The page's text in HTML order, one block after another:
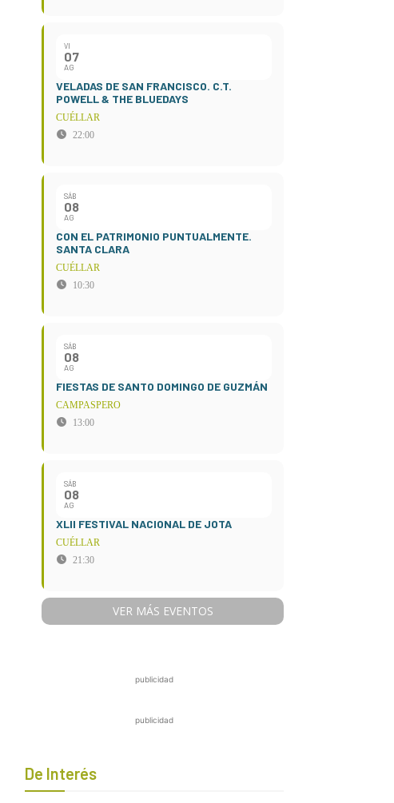
VI
07
AG
VELADAS DE SAN FRANCISCO. C.T.
POWELL & THE BLUEDAYS
CUÉLLAR
22:00
SÁB
08
AG
CON EL PATRIMONIO PUNTUALMENTE.
SANTA CLARA
CUÉLLAR
10:30
SÁB
08
AG
FIESTAS DE SANTO DOMINGO DE GUZMÁN
CAMPASPERO
13:00
SÁB
08
AG
XLII FESTIVAL NACIONAL DE JOTA
CUÉLLAR
21:30
VER MÁS EVENTOS
publicidad
publicidad
De Interés